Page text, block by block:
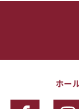
ホー